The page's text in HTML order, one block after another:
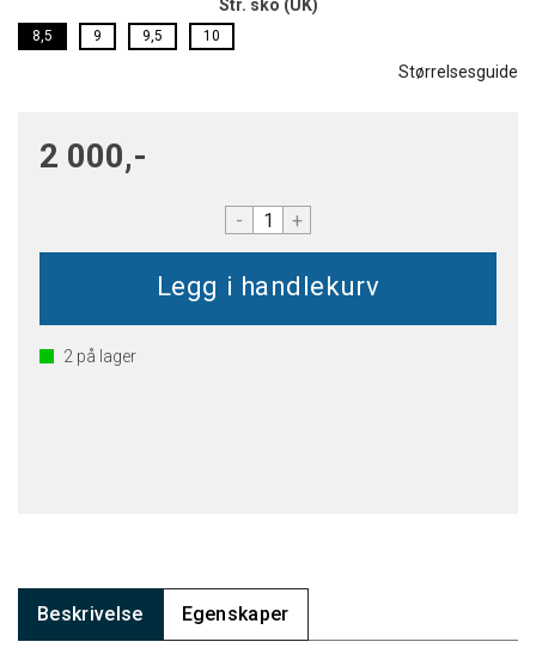
Str. sko (UK)
8,5 9 9,5 10
Størrelsesguide
2 000,-
- +
2 på lager
Beskrivelse Egenskaper